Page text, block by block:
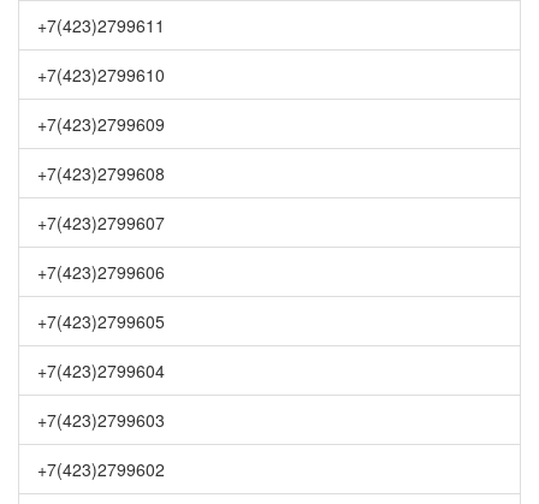
+7(423)2799611
+7(423)2799610
+7(423)2799609
+7(423)2799608
+7(423)2799607
+7(423)2799606
+7(423)2799605
+7(423)2799604
+7(423)2799603
+7(423)2799602